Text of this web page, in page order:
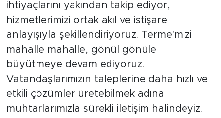
ihtiyaçlarını yakından takip ediyor,
hizmetlerimizi ortak akıl ve istişare
anlayışıyla şekillendiriyoruz. Terme'mizi
mahalle mahalle, gönül gönüle
büyütmeye devam ediyoruz.
Vatandaşlarımızın taleplerine daha hızlı ve
etkili çözümler üretebilmek adına
muhtarlarımızla sürekli iletişim halindeyiz.